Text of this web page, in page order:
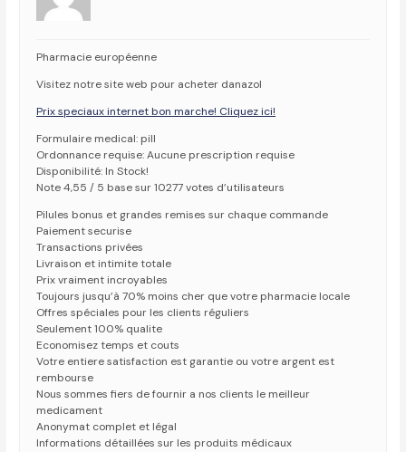
Pharmacie européenne
Visitez notre site web pour acheter danazol
Prix speciaux internet bon marche! Cliquez ici!
Formulaire medical: pill
Ordonnance requise: Aucune prescription requise
Disponibilité: In Stock!
Note 4,55 / 5 base sur 10277 votes d’utilisateurs
Pilules bonus et grandes remises sur chaque commande
Paiement securise
Transactions privées
Livraison et intimite totale
Prix vraiment incroyables
Toujours jusqu’à 70% moins cher que votre pharmacie locale
Offres spéciales pour les clients réguliers
Seulement 100% qualite
Economisez temps et couts
Votre entiere satisfaction est garantie ou votre argent est
rembourse
Nous sommes fiers de fournir a nos clients le meilleur
medicament
Anonymat complet et légal
Informations détaillées sur les produits médicaux